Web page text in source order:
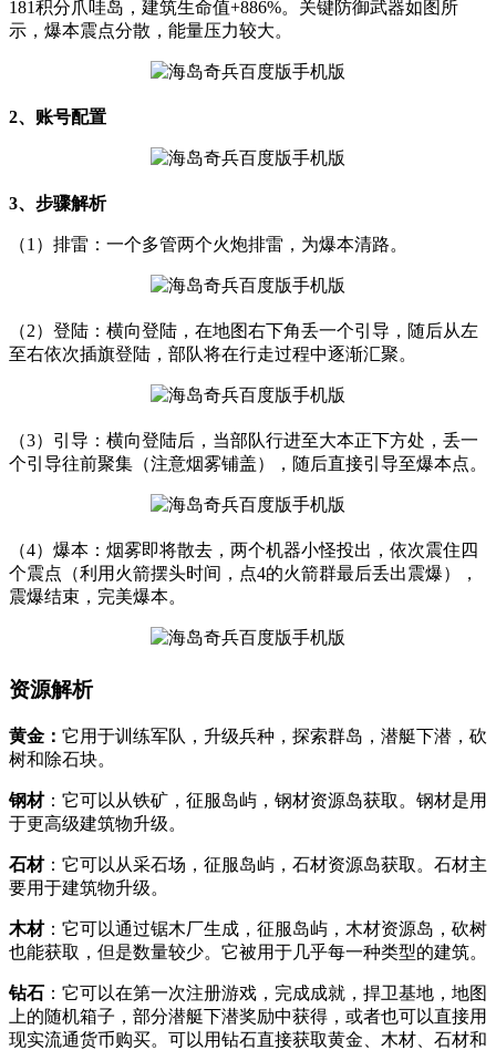
181积分爪哇岛，建筑生命值+886%。关键防御武器如图所
示，爆本震点分散，能量压力较大。
2、账号配置
3、步骤解析
（1）排雷：一个多管两个火炮排雷，为爆本清路。
（2）登陆：横向登陆，在地图右下角丢一个引导，随后从左
至右依次插旗登陆，部队将在行走过程中逐渐汇聚。
（3）引导：横向登陆后，当部队行进至大本正下方处，丢一
个引导往前聚集（注意烟雾铺盖），随后直接引导至爆本点。
（4）爆本：烟雾即将散去，两个机器小怪投出，依次震住四
个震点（利用火箭摆头时间，点4的火箭群最后丢出震爆），
震爆结束，完美爆本。
资源解析
黄金： 它用于训练军队，升级兵种，探索群岛，潜艇下潜，砍
树和除石块。
钢材：它可以从铁矿，征服岛屿，钢材资源岛获取。钢材是用
于更高级建筑物升级。
石材：它可以从采石场，征服岛屿，石材资源岛获取。石材主
要用于建筑物升级。
木材：它可以通过锯木厂生成，征服岛屿，木材资源岛，砍树
也能获取，但是数量较少。它被用于几乎每一种类型的建筑。
钻石 ：它可以在第一次注册游戏，完成成就，捍卫基地，地图
上的随机箱子，部分潜艇下潜奖励中获得，或者也可以直接用
现实流通货币购买。可以用钻石直接获取黄金、木材、石材和